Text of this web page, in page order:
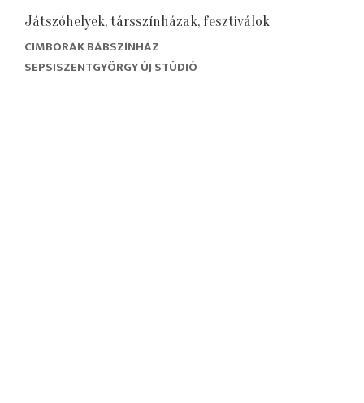
Játszóhelyek, társszínházak, fesztiválok
CIMBORÁK BÁBSZÍNHÁZ
SEPSISZENTGYÖRGY ÚJ STÚDIÓ